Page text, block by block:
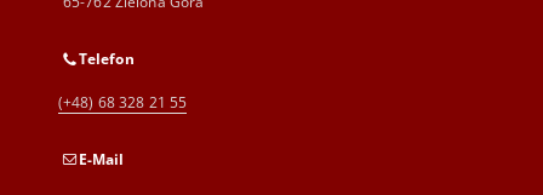
Telefon
(+48) 68 328 21 55
E-Mail